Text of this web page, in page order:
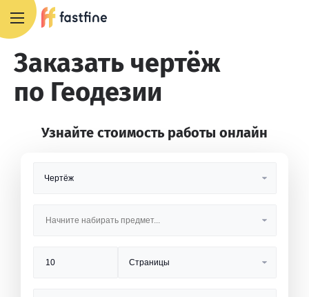
Заказать чертёж
по Геодезии
Узнайте стоимость работы онлайн